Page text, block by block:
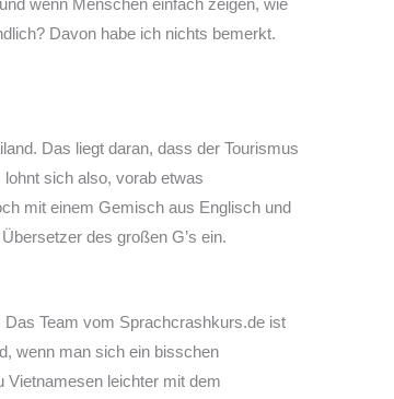
Davon habe ich nichts bemerkt.
Das liegt daran, dass der Tourismus
sich also, vorab etwas
mit einem Gemisch aus Englisch und
des großen G’s ein.
Das Team vom Sprachcrashkurs.de ist
wenn man sich ein bisschen
Vietnamesen leichter mit dem